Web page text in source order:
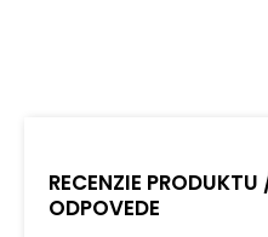
RECENZIE
ODPOVEDE